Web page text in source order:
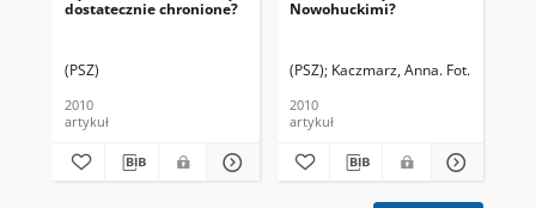
dostatecznie chronione?
(PSZ)
2010
artykuł
Nowohuckimi?
(PSZ) Kaczmarz, Anna. Fot.
2010
artykuł